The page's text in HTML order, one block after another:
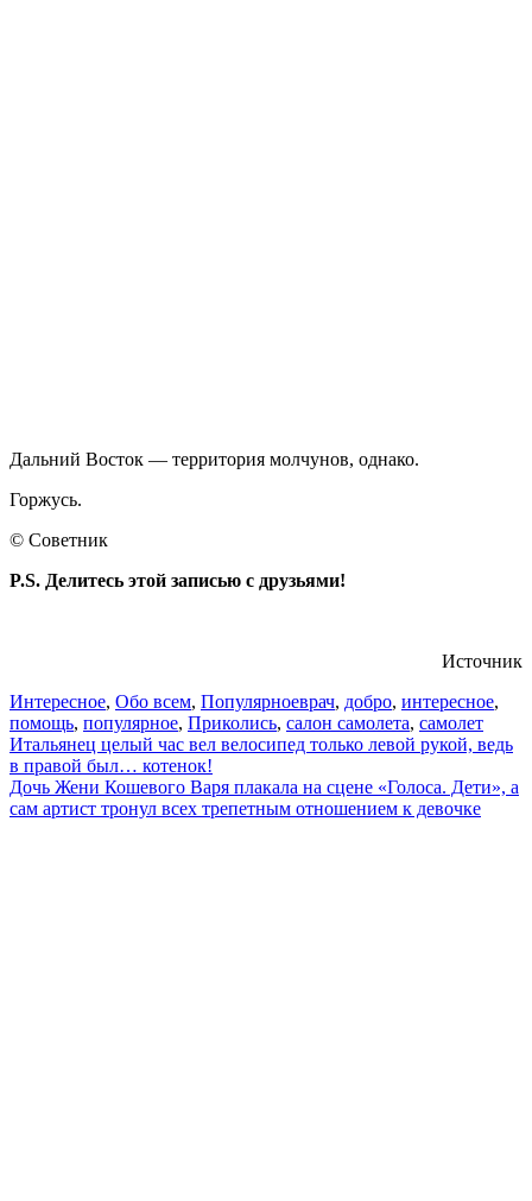
Дальний Восток — территория молчунов, однако.
Горжусь.
© Советник
P.S. Делитесь этой записью с друзьями!
Источник
Интересное, Обо всем, Популярноеврач, добро, интересное,
помощь, популярное, Приколись, салон самолета, самолет
Навигация
по
записям
Итальянец целый час вел велосипед только левой рукой, ведь
в правой был… котенок!
Дочь Жени Кошевого Варя плакала на сцене «Голоса. Дети», а
сам артист тронул всех трепетным отношением к девочке